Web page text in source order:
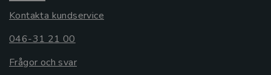
Kontakta kundservice
046-31 21 00
Frågor och svar